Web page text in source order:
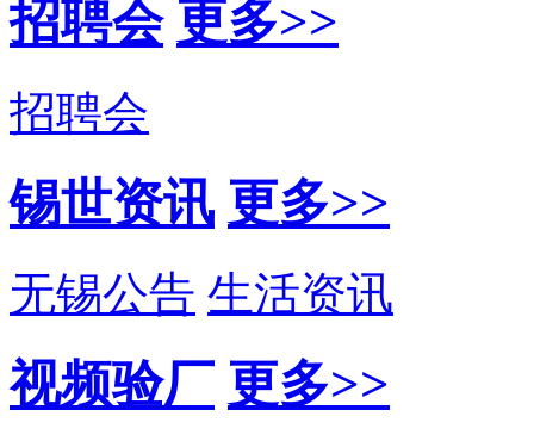
招聘会 更多>>
招聘会
锡世资讯 更多>>
无锡公告 生活资讯
视频验厂 更多>>